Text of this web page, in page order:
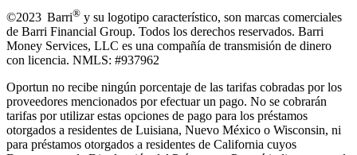
©2023 Barri® y su logotipo característico, son marcas comerciales
de Barri Financial Group. Todos los derechos reservados. Barri
Money Services, LLC es una compañía de transmisión de dinero
con licencia. NMLS: #937962
Oportun no recibe ningún porcentaje de las tarifas cobradas por los
proveedores mencionados por efectuar un pago. No se cobrarán
tarifas por utilizar estas opciones de pago para los préstamos
otorgados a residentes de Luisiana, Nuevo México o Wisconsin, ni
para préstamos otorgados a residentes de California cuyos